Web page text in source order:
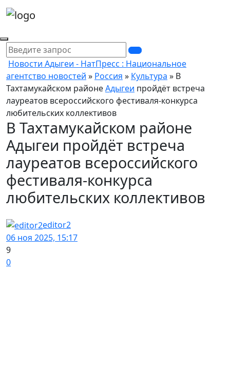
Новости Адыгеи - НатПресс : Национальное
агентство новостей » Россия » Культура » В
Тахтамукайском районеАдыгеи пройдёт встреча
лауреатов всероссийского фестиваля-конкурса
любительских коллективов
В Тахтамукайском районе
Адыгеи пройдёт встреча
лауреатов всероссийского
фестиваля-конкурса
любительских коллективов
editor2
06 ноя 2025, 15:17
9
0